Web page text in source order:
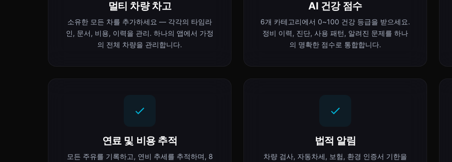
멀티 차량 차고
소유한 모든 차를 추가하세요 — 각각의 타임라
인, 문서, 비용, 이력을 관리. 하나의 앱에서 가정
의 전체 차량을 관리합니다.
AI 건강 점수
6개 카테고리에서 0~100 건강 등급을 받으세요.
정비 이력, 진단, 사용 패턴, 알려진 문제를 하나
의 명확한 점수로 통합합니다.
연료 및 비용 추적
모든 주유를 기록하고, 연비 추세를 추적하며, 8
법적 알림
차량 검사, 자동차세, 보험, 환경 인증서 기한을